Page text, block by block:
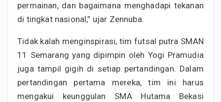
permainan, dan bagaimana menghadapi tekanan
di tingkat nasional,” ujar Zennuba.
Tidak kalah menginspirasi, tim futsal putra SMAN
11 Semarang yang dipimpin oleh Yogi Pramudia
juga tampil gigih di setiap pertandingan. Dalam
pertandingan pertama mereka, tim ini harus
mengakui keunggulan SMA Hutama Bekasi